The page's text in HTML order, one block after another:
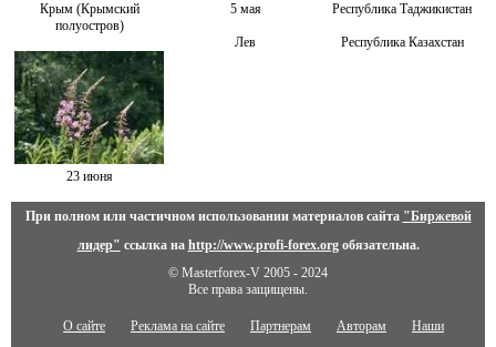
Крым (Крымский
полуостров)
5 мая Республика Таджикистан
Лев Республика Казахстан
23 июня
При полном или частичном использовании материалов сайта "Биржевой
лидер" ссылка на http://www.profi-forex.orgобязательна.
© Masterforex-V 2005 - 2024
Все права защищены.
О сайте Реклама на сайте Партнерам Авторам Наши